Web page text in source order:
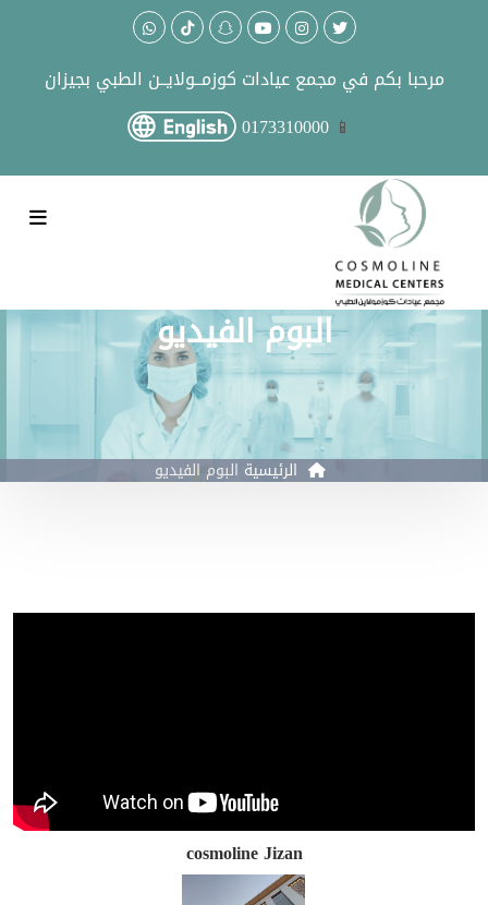
مرحبا بكم في مجمع عيادات كوزمــولايــن الطبي بجيزان
البوم الفيديو
الرئيسية البوم الفيديو
cosmoline Jizan